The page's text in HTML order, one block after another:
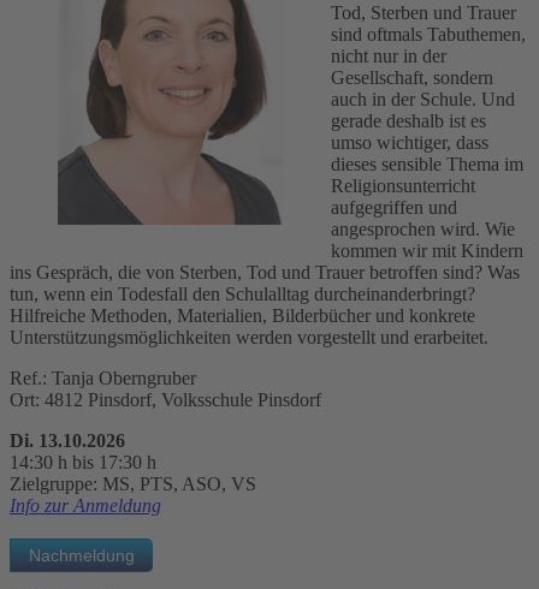
Tod, Sterben und Trauer
sind oftmals Tabuthemen,
nicht nur in der
Gesellschaft, sondern
auch in der Schule. Und
gerade deshalb ist es
umso wichtiger, dass
dieses sensible Thema im
Religionsunterricht
aufgegriffen und
angesprochen wird. Wie
kommen wir mit Kindern
ins Gespräch, die von Sterben, Tod und Trauer betroffen sind? Was
tun, wenn ein Todesfall den Schulalltag durcheinanderbringt?
Hilfreiche Methoden, Materialien, Bilderbücher und konkrete
Unterstützungsmöglichkeiten werden vorgestellt und erarbeitet.
Ref.: Tanja Oberngruber
Ort: 4812 Pinsdorf, Volksschule Pinsdorf
Di. 13.10.2026
14:30 h bis 17:30 h
Zielgruppe: MS, PTS, ASO, VS
Info zur Anmeldung